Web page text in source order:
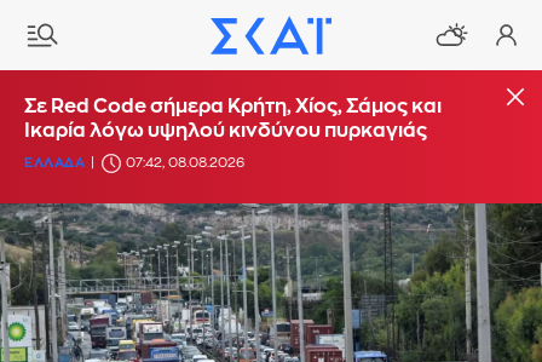
Σε Red Code σήμερα Κρήτη, Χίος, Σάμος και
Ικαρία λόγω υψηλού κινδύνου πυρκαγιάς
ΕΛΛΑΔΑ 07:42, 08.08.2026